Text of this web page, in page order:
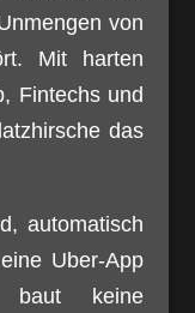
von
Mit harten
Fintechs und
das
automatisch
Uber-App
keine